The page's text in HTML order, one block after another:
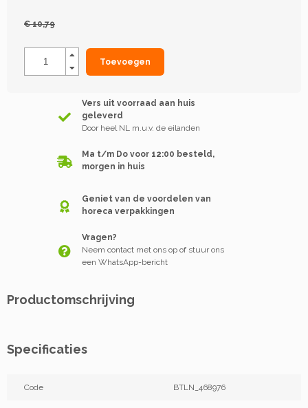
€ 10,79
Toevoegen
Vers uit voorraad aan huis
geleverd
Door heel NL m.u.v. de eilanden
Ma t/m Do voor 12:00 besteld,
morgen in huis
Geniet van de voordelen van
horeca verpakkingen
Vragen?
Neem contact met ons op of stuur ons
een WhatsApp-bericht
Productomschrijving
Specificaties
Code BTLN_468976